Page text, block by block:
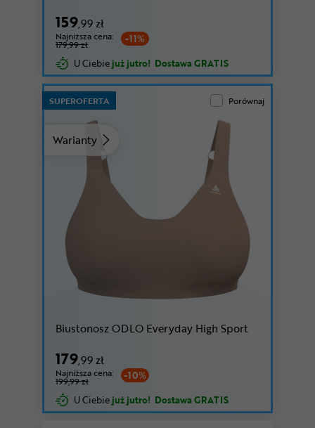
159,99 zł
-11%
Najniższa cena:
179,99 zł
U Ciebie już jutro! Dostawa GRATIS
Warianty
SUPEROFERTA Porównaj
Biustonosz ODLO Everyday High Sport
179,99 zł
-10%
Najniższa cena:
199,99 zł
U Ciebie już jutro! Dostawa GRATIS